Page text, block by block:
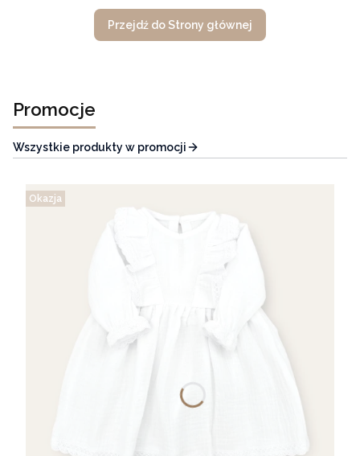
Przejdź do Strony głównej
Promocje
Wszystkie produkty w promocji
Okazja